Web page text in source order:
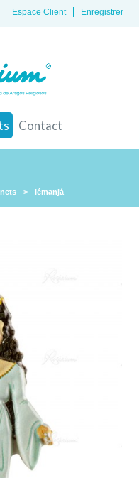
Enregistrer
Espace Client
Contact
> Iémanjá